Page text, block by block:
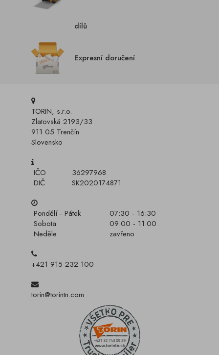
dílů
Expresní doručení
TORIN, s.r.o.
Zlatovská 2193/33
911 05 Trenčín
Slovensko
IČO
36297968
DIČ
SK2020174871
Pondělí - Pátek
07:30 - 16:30
Sobota
09:00 - 11:00
Neděle
zavřeno
+421 915 232 100
torin@torintn.com